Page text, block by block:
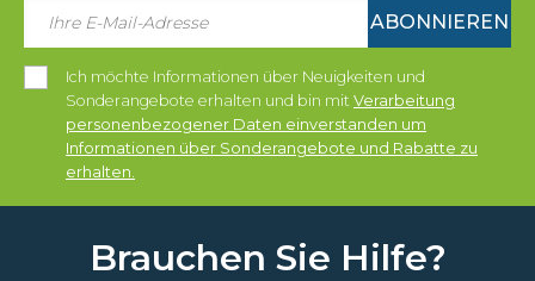
ABONNIEREN
Ich möchte Informationen über Neuigkeiten und
Sonderangebote erhalten und bin mit Verarbeitung
personenbezogener Daten einverstanden um
Informationen über Sonderangebote und Rabatte zu
erhalten.
Brauchen Sie Hilfe?